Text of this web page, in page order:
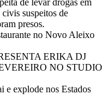
de levar drogas em
suspeitos de
presos.
no Novo Aleixo
ERIKA DJ
NO STUDIO
e explode nos Estados